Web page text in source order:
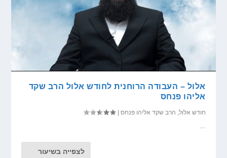
אלול – העבודה הרוחנית לחודש אלול הרב שקד
אליהו פנחס
חודש אלול הרב שקד אליהו פנחס |
לצפייה בשיעור